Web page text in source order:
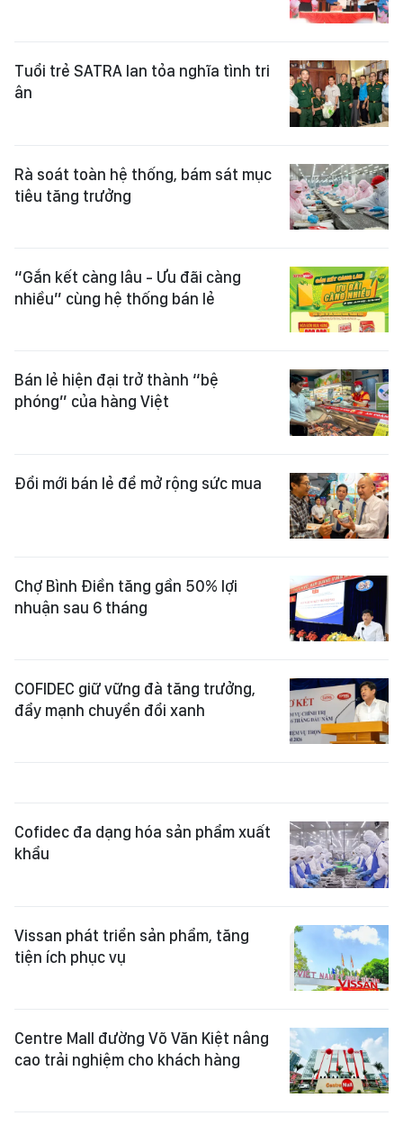
Tuổi trẻ SATRA lan tỏa nghĩa tình tri
ân
Rà soát toàn hệ thống, bám sát mục
tiêu tăng trưởng
“Gắn kết càng lâu - Ưu đãi càng
nhiều” cùng hệ thống bán lẻ
Bán lẻ hiện đại trở thành “bệ
phóng” của hàng Việt
Đổi mới bán lẻ để mở rộng sức mua
Chợ Bình Điền tăng gần 50% lợi
nhuận sau 6 tháng
COFIDEC giữ vững đà tăng trưởng,
đẩy mạnh chuyển đổi xanh
Cofidec đa dạng hóa sản phẩm xuất
khẩu
Vissan phát triển sản phẩm, tăng
tiện ích phục vụ
Centre Mall đường Võ Văn Kiệt nâng
cao trải nghiệm cho khách hàng